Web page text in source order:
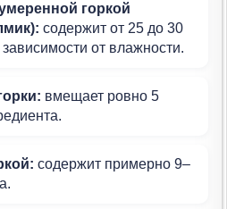
горкой
содержит от 25 до 30
от влажности.
вмещает ровно 5
содержит примерно 9–